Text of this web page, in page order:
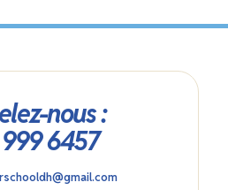
nous :
6457